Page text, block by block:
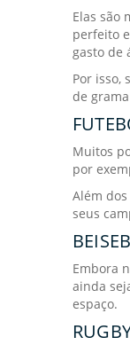
Elas são
perfeito
gasto de
Por isso,
de
Muitos
por
Além
seus
Embora
ainda
espaço.